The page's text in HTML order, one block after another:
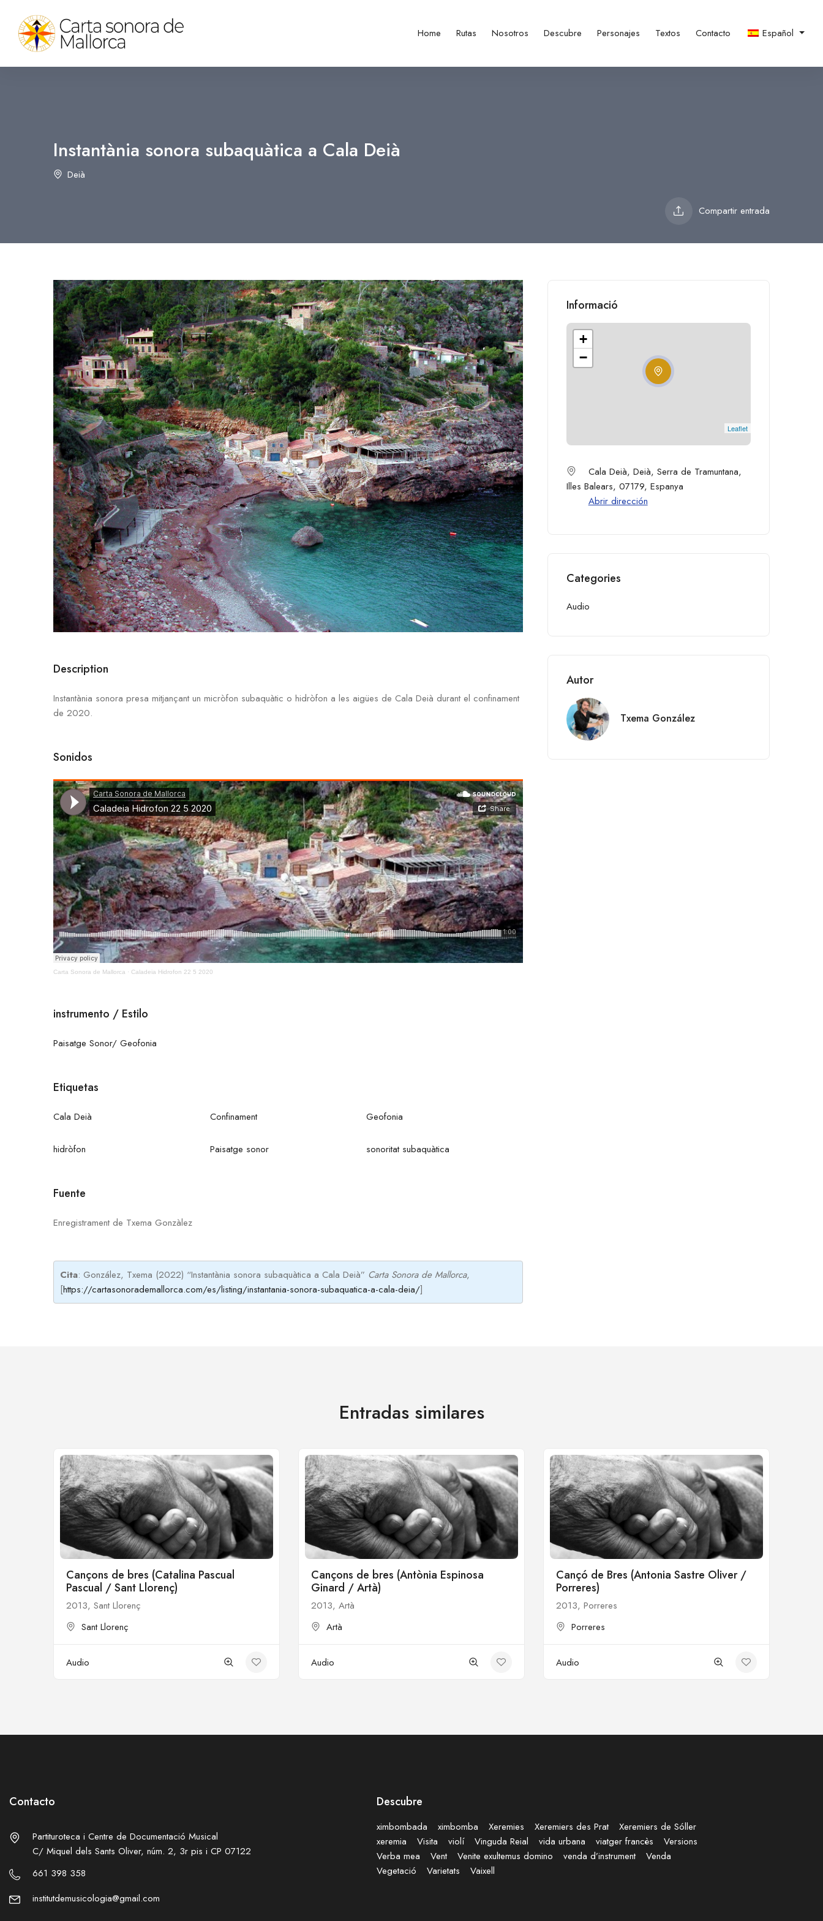
Home Rutas Nosotros Descubre Personajes Textos Contacto Español
Instantània sonora subaquàtica a Cala Deià
Deià
Compartir entrada
Description
Instantània sonora presa mitjançant un micròfon subaquàtic o hidròfon a les aigües de Cala Deià durant el confinament
de 2020.
Sonidos
Carta Sonora de Mallorca · Caladeia Hidrofon 22 5 2020
instrumento / Estilo
Paisatge Sonor/ Geofonia
Etiquetas
Cala Deià Confinament Geofonia
hidròfon Paisatge sonor sonoritat subaquàtica
Fuente
Enregistrament de Txema Gonzàlez
Cita: González, Txema (2022) “Instantània sonora subaquàtica a Cala Deià” Carta Sonora de Mallorca,
[https://cartasonorademallorca.com/es/listing/instantania-sonora-subaquatica-a-cala-deia/]
Informació
+
−
Leaflet
Cala Deià, Deià, Serra de Tramuntana,
Illes Balears, 07179, Espanya
Abrir dirección
Categories
Audio
Autor
Txema González
Entradas similares
Cançons de bres (Catalina Pascual
Pascual / Sant Llorenç)
2013, Sant Llorenç
Sant Llorenç
Audio
Cançons de bres (Antònia Espinosa
Ginard / Artà)
2013, Artà
Artà
Audio
Cançó de Bres (Antonia Sastre Oliver /
Porreres)
2013, Porreres
Porreres
Audio
Contacto
Partituroteca i Centre de Documentació Musical
C/ Miquel dels Sants Oliver, núm. 2, 3r pis i CP 07122
661 398 358
institutdemusicologia@gmail.com
Descubre
ximbombada ximbomba Xeremies Xeremiers des Prat
Xeremiers de Sóller
xeremia
Visita violí Vinguda Reial vida urbana viatger francès
Versions
Verba mea
Vent Venite exultemus domino venda d’instrument
Venda
Vegetació
Varietats Vaixell